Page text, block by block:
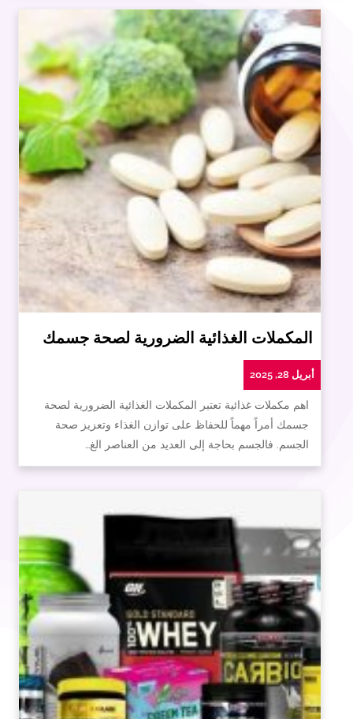
المكملات الغذائية الضرورية لصحة جسمك
أبريل 28, 2025
اهم مكملات غذائية تعتبر المكملات الغذائية الضرورية لصحة
جسمك أمراً مهماً للحفاظ على توازن الغذاء وتعزيز صحة
الجسم. فالجسم بحاجة إلى العديد من العناصر الغ…